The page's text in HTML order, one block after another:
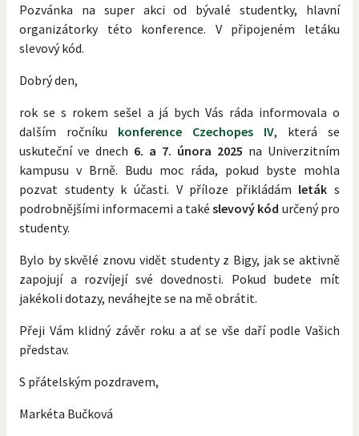
Pozvánka na super akci od bývalé studentky, hlavní
organizátorky této konference. V připojeném letáku
slevový kód.
Dobrý den,
rok se s rokem sešel a já bych Vás ráda informovala o
dalším ročníku konference Czechopes IV, která se
uskuteční ve dnech 6. a 7. února 2025 na Univerzitním
kampusu v Brně. Budu moc ráda, pokud byste mohla
pozvat studenty k účasti. V příloze přikládám leták s
podrobnějšími informacemi a takéslevový kód určený pro
studenty.
Bylo by skvělé znovu vidět studenty z Bigy, jak se aktivně
zapojují a rozvíjejí své dovednosti. Pokud budete mít
jakékoli dotazy, neváhejte se na mě obrátit.
Přeji Vám klidný závěr roku a ať se vše daří podle Vašich
představ.
S přátelským pozdravem,
Markéta Bučková